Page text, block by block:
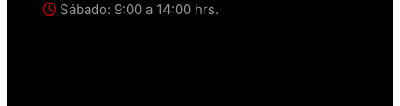
Sábado: 9:00 a 14:00 hrs.